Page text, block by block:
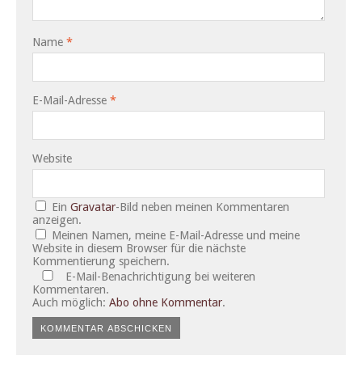
Name *
E-Mail-Adresse *
Website
EinGravatar-Bild neben meinen Kommentaren
anzeigen.
Meinen Namen, meine E-Mail-Adresse und meine
Website in diesem Browser für die nächste
Kommentierung speichern.
E-Mail-Benachrichtigung bei weiteren
Kommentaren.
Auch möglich: Abo ohne Kommentar.